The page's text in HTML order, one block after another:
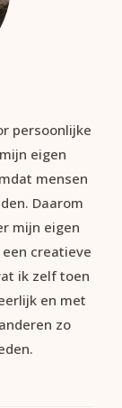
persoonlijke
eigen
mensen
Daarom
mijn eigen
creatieve
ik zelf toen
en met
zo